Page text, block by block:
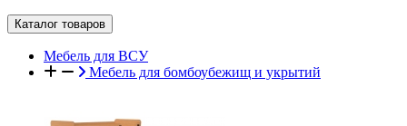
Каталог товаров
Мебель для ВСУ
Мебель для бомбоубежищ и укрытий